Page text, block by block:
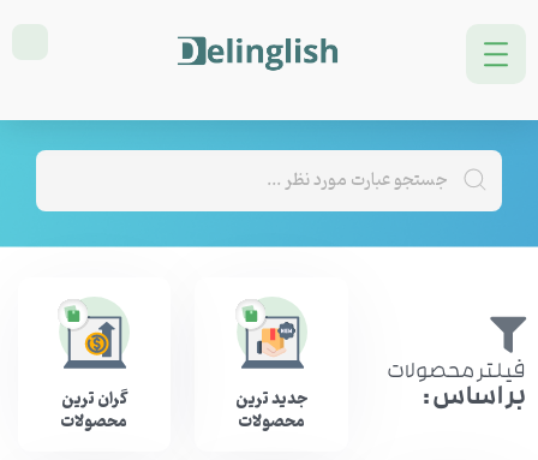
تمامی محصولات سایت
فیلتر محصولات
بر اساس : جدید ترین
محصولات
گران ترین
محصولات